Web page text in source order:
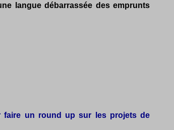
langue débarrassée des emprunts
faire un round up sur les projets de